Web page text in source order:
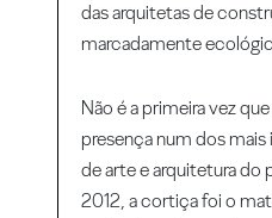
das arquitetas de
marcadamente
Não é a primeira vez
presença num dos
de arte e arquitetura do
2012, a cortiça foi o